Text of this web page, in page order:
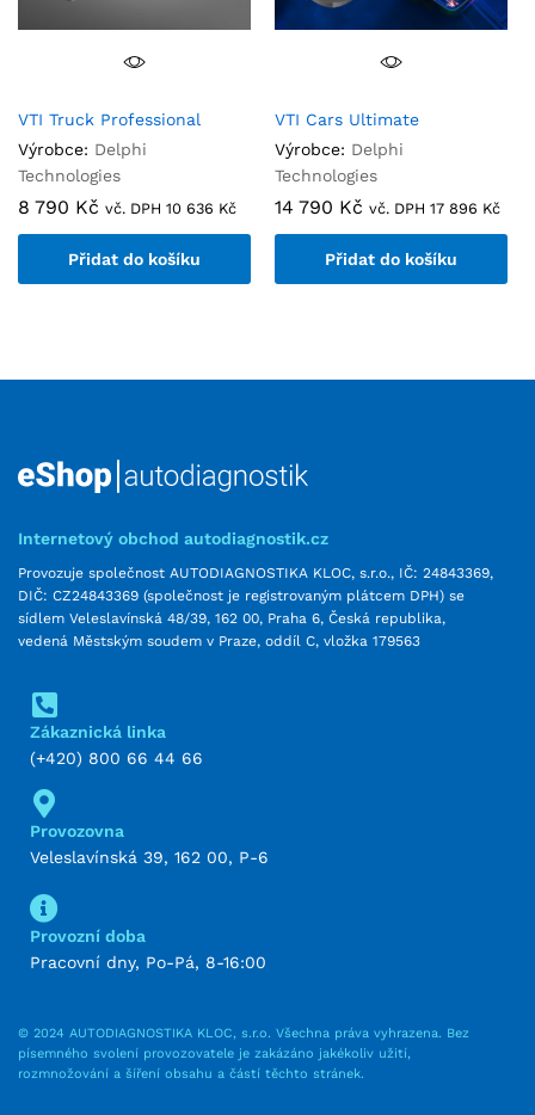
VTI Truck Professional
Výrobce: Delphi
Technologies
8 790 Kč vč. DPH 10 636 Kč
Přidat do košíku
VTI Cars Ultimate
Výrobce: Delphi
Technologies
14 790 Kč vč. DPH 17 896 Kč
Přidat do košíku
Internetový obchod autodiagnostik.cz
Provozuje společnost AUTODIAGNOSTIKA KLOC, s.r.o., IČ: 24843369,
DIČ: CZ24843369 (společnost je registrovaným plátcem DPH) se
sídlem Veleslavínská 48/39, 162 00, Praha 6, Česká republika,
vedená Městským soudem v Praze, oddíl C, vložka 179563
Zákaznická linka
(+420) 800 66 44 66
Provozovna
Veleslavínská 39, 162 00, P-6
Provozní doba
Pracovní dny, Po-Pá, 8-16:00
© 2024 AUTODIAGNOSTIKA KLOC, s.r.o. Všechna práva vyhrazena. Bez
písemného svolení provozovatele je zakázáno jakékoliv užití,
rozmnožování a šíření obsahu a částí těchto stránek.